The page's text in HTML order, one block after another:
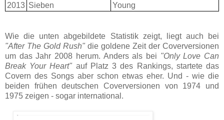
2013 Sieben
Young
Wie die unten abgebildete Statistik zeigt, liegt auch bei
"After The Gold Rush" die goldene Zeit der Coverversionen
um das Jahr 2008 herum. Anders als bei "Only Love Can
Break Your Heart" auf Platz 3 des Rankings, startete das
Covern des Songs aber schon etwas eher. Und - wie die
beiden frühen deutschen Coverversionen von 1974 und
1975 zeigen - sogar international.